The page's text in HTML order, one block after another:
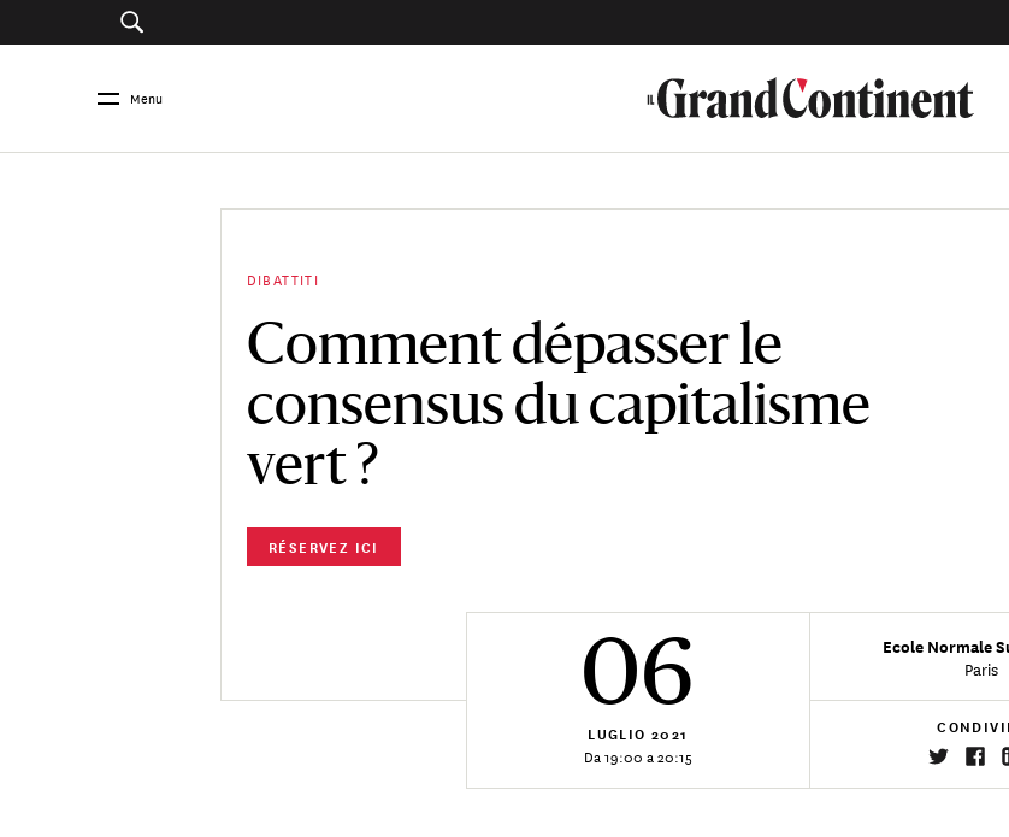
Menu
DIBATTITI
Comment dépasser le
consensus du capitalisme
vert ?
RÉSERVEZ ICI
06
LUGLIO 2021
Da 19:00 a 20:15
Ecole Normale
Paris